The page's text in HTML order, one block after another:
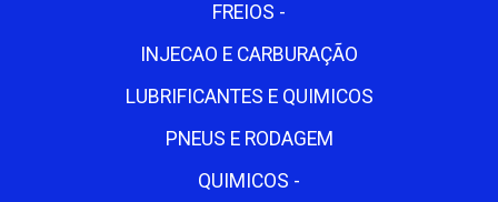
FREIOS -
INJECAO E CARBURAÇÃO
LUBRIFICANTES E QUIMICOS
PNEUS E RODAGEM
QUIMICOS -